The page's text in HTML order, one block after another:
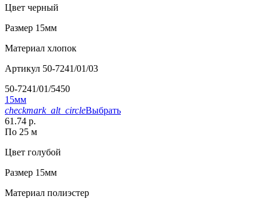
Цвет черный
Размер 15мм
Материал хлопок
Артикул 50-7241/01/03
50-7241/01/5450
15мм
checkmark_alt_circleВыбрать
61.74 р.
По 25 м
Цвет голубой
Размер 15мм
Материал полиэстер